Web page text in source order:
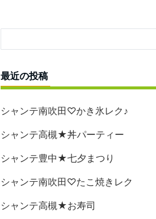
最近の投稿
シャンテ南吹田♡かき氷レク♪
シャンテ高槻★丼パーティー
シャンテ豊中★七夕まつり
シャンテ南吹田♡たこ焼きレク
シャンテ高槻★お寿司